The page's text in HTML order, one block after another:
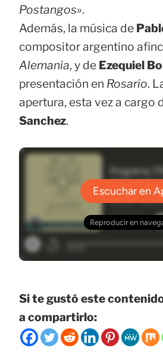
Postangos».
Además, la música de
compositor argentino
Alemania, y de Ezequiel
presentación en Rosario.
apertura, esta vez a cargo
Sanchez.
Si te gustó este
a compartirlo: